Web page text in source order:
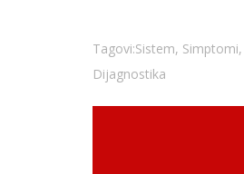
Tagovi:Sistem, Simptomi,
Dijagnostika